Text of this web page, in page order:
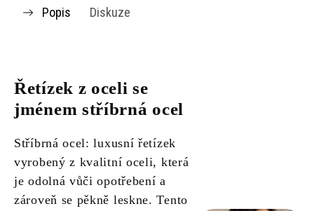
Popis Diskuze
Řetízek z oceli se
jménem stříbrná ocel
Stříbrná ocel: luxusní řetízek
vyrobený z kvalitní oceli, která
je odolná vůči opotřebení a
zároveň se pěkně leskne. Tento